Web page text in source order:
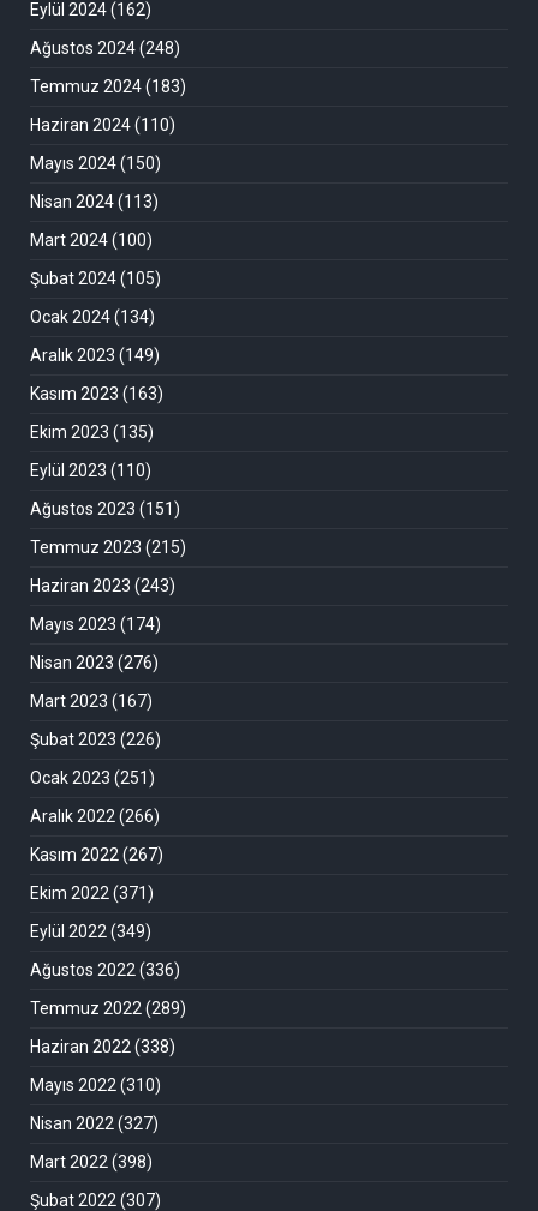
Eylül 2024(162)
Ağustos 2024(248)
Temmuz 2024(183)
Haziran 2024(110)
Mayıs 2024(150)
Nisan 2024(113)
Mart 2024(100)
Şubat 2024(105)
Ocak 2024(134)
Aralık 2023 (149)
Kasım 2023 (163)
Ekim 2023 (135)
Eylül 2023 (110)
Ağustos 2023 (151)
Temmuz 2023 (215)
Haziran 2023 (243)
Mayıs 2023 (174)
Nisan 2023 (276)
Mart 2023 (167)
Şubat 2023 (226)
Ocak 2023 (251)
Aralık 2022 (266)
Kasım 2022 (267)
Ekim 2022 (371)
Eylül 2022 (349)
Ağustos 2022 (336)
Temmuz 2022 (289)
Haziran 2022 (338)
Mayıs 2022 (310)
Nisan 2022 (327)
Mart 2022 (398)
Şubat 2022 (307)